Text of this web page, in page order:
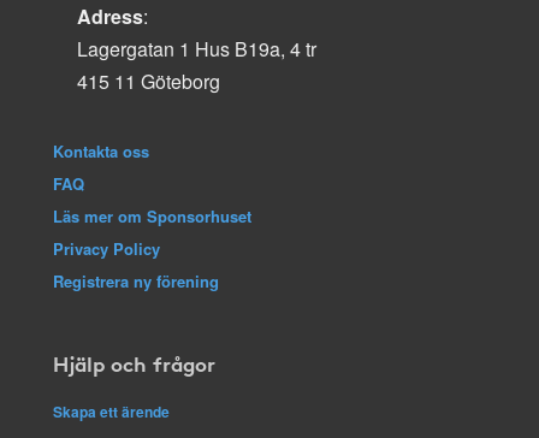
Adress:
Lagergatan 1 Hus B19a, 4 tr
415 11 Göteborg
Kontakta oss
FAQ
Läs mer om Sponsorhuset
Privacy Policy
Registrera ny förening
Hjälp och frågor
Skapa ett ärende